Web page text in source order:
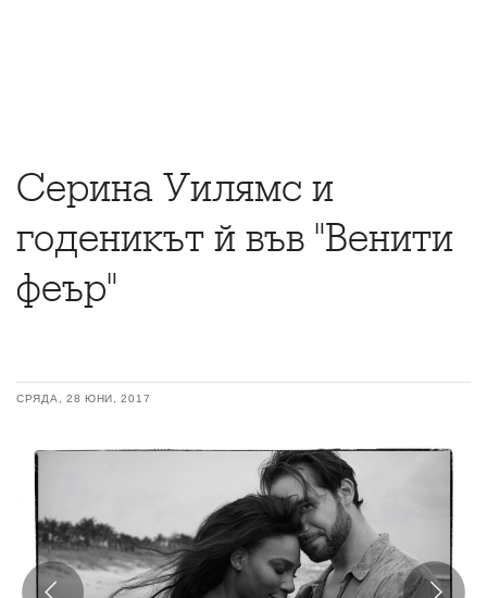
Серина Уилямс и
годеникът й във "Венити
феър"
СРЯДА, 28 ЮНИ, 2017